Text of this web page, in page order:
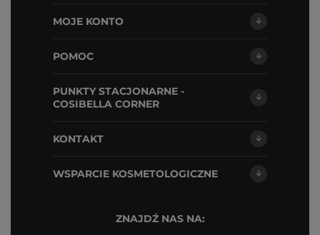
MOJE KONTO
POMOC
PUNKTY STACJONARNE -
COSIBELLA CORNER
KONTAKT
WSPARCIE KOSMETOLOGICZNE
ZNAJDŹ NAS NA: